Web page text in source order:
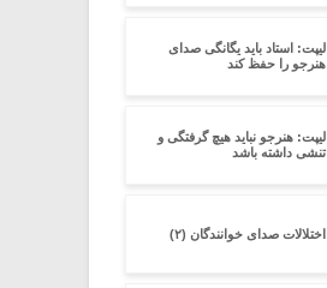
لیپت: استاد باید یگانگی صدای
هنرجو را حفظ کند
لیپت: هنرجو نباید هیچ گرفتگی و
تنشی داشته باشد
اختلالات صدای خوانندگان (۲)